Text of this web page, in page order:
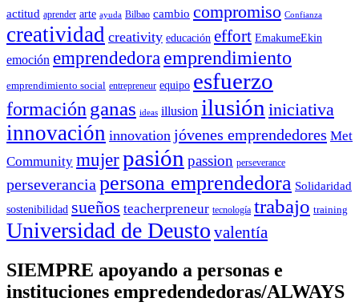
actitud aprender arte ayuda Bilbao cambio compromiso Confianza
creatividad creativity educación effort EmakumeEkin
emoción emprendedora emprendimiento
emprendimiento social entrepreneur equipo esfuerzo
formación ganas ideas illusion ilusión iniciativa
innovación innovation jóvenes emprendedores Met
Community mujerpasión passion perseverance
perseverancia persona emprendedora Solidaridad
sostenibilidad sueños teacherpreneur tecnología trabajo training
Universidad de Deusto valentía
SIEMPRE apoyando a personas e
instituciones empredendedoras/ALWAYS